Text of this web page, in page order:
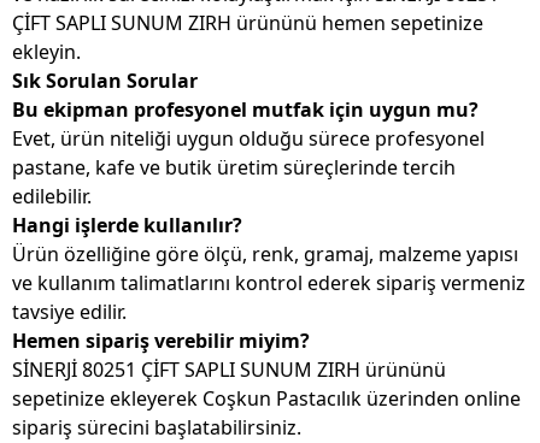
ÇİFT SAPLI SUNUM ZIRH ürününü hemen sepetinize
ekleyin.
Sık Sorulan Sorular
Bu ekipman profesyonel mutfak için uygun mu?
Evet, ürün niteliği uygun olduğu sürece profesyonel
pastane, kafe ve butik üretim süreçlerinde tercih
edilebilir.
Hangi işlerde kullanılır?
Ürün özelliğine göre ölçü, renk, gramaj, malzeme yapısı
ve kullanım talimatlarını kontrol ederek sipariş vermeniz
tavsiye edilir.
Hemen sipariş verebilir miyim?
SİNERJİ 80251 ÇİFT SAPLI SUNUM ZIRH ürününü
sepetinize ekleyerek Coşkun Pastacılık üzerinden online
sipariş sürecini başlatabilirsiniz.